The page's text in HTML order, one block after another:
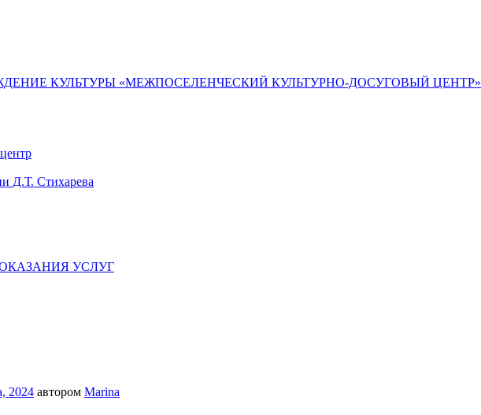
КУЛЬТУРЫ «МЕЖПОСЕЛЕНЧЕСКИЙ КУЛЬТУРНО-ДОСУГОВЫЙ ЦЕНТР»
Д.Т. Стихарева
УСЛУГ
2024 автором Marina